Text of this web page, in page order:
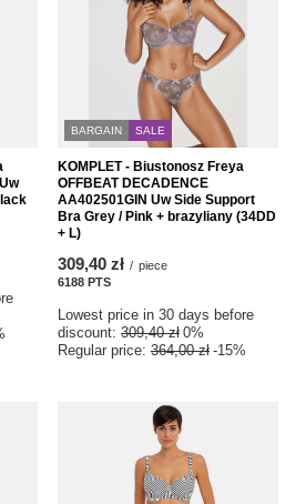
BARGAIN SALE
KOMPLET - Biustonosz Freya
OFFBEAT DECADENCE
AA402501GIN Uw Side Support
Bra Grey / Pink + brazyliany (34DD
+ L)
309,40 zł / piece
6188 PTS
Lowest price in 30 days before
discount: 309,40 zł 0%
Regular price: 364,00 zł -15%